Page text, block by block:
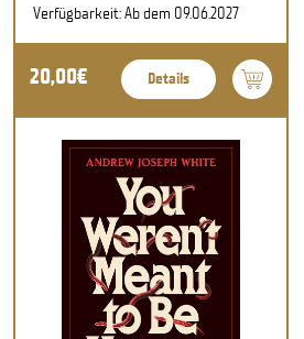
Verfügbarkeit: Ab dem 09.06.2027
20,00€ Details